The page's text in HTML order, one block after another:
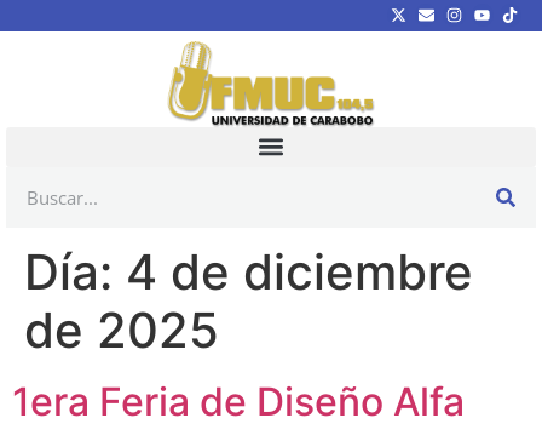
Día: 4 de diciembre
de 2025
1era Feria de Diseño Alfa